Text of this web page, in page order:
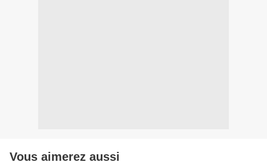
Vous aimerez aussi